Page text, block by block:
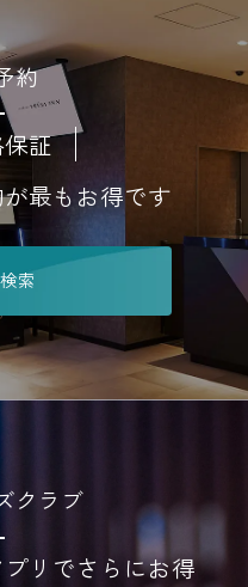
約
証
最もお得です
索
クラブ
リでさらにお得